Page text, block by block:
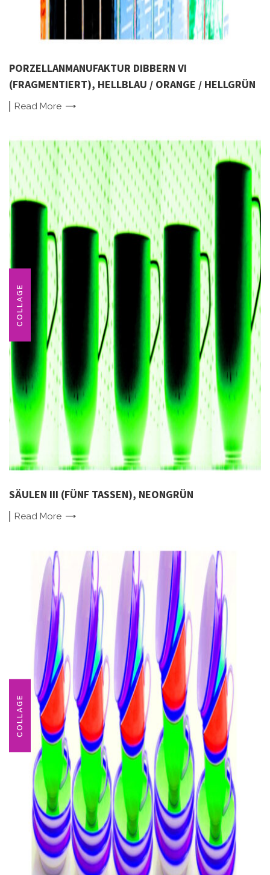
PORZELLANMANUFAKTUR DIBBERN VI
(FRAGMENTIERT), HELLBLAU / ORANGE / HELLGRÜN
Read More
COLLAGE
SÄULEN III (FÜNF TASSEN), NEONGRÜN
Read More
COLLAGE